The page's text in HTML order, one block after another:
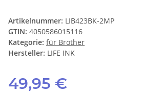
Artikelnummer: LIB423BK-2MP
GTIN: 4050586015116
Kategorie: für Brother
Hersteller: LIFE INK
49,95 €